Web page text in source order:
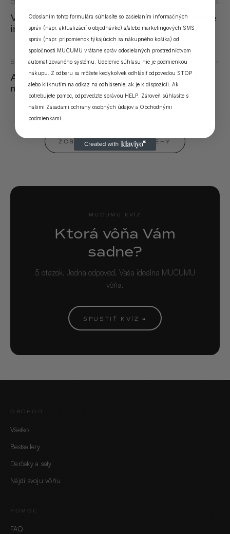
ODPOVEDE 18.04.2025
Výživové doplnky a vitamíny pre posilnenie
imunity
SLOVNÍK 02.06.2024
Aké sú príznaky kožných alergií a ako ich
možno zvládnuť?
ZOBRAZIŤ VŠETKY PRÍBEHY
MUCUMU KVÍZ
Ktorá vôňa Vám
sadne?
5 otázok. Jedna odpoveď. Vaša ideálna MUCUMU
vôňa.
SPUSTIŤ KVÍZ →
OBCHOD
Všetko
Bestsellery
Darčeky a sety
Nájdi svoju vôňu
POMOC
FAQ
Odoslaním tohto formulára súhlasíte so zasielaním informačných
správ (napr. aktualizácií o objednávke) a/alebo marketingových SMS
správ (napr. pripomienok týkajúcich sa nákupného košíka) od
spoločnosti MUCUMU vrátane správ odosielaných prostredníctvom
automatizovaného systému. Udelenie súhlasu nie je podmienkou
nákupu. Z odberu sa môžete kedykoľvek odhlásiť odpoveďou STOP
alebo kliknutím na odkaz na odhlásenie, ak je k dispozícii. Ak
potrebujete pomoc, odpovedzte správou HELP. Zároveň súhlasíte s
našimi Zásadami ochrany osobných údajov a Obchodnými
podmienkami